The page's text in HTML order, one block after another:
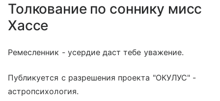
Толкование по соннику мисс
Хассе
Ремесленник - усердие даст тебе уважение.
Публикуется с разрешения проекта "ОКУЛУС" -
астропсихология.